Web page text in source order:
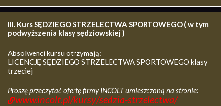
III. Kurs SĘDZIEGO STRZELECTWA SPORTOWEGO ( w tym
podwyższenia klasy sędziowskiej )
Absolwenci kursu otrzymają:
LICENCJĘ SĘDZIEGO STRZELECTWA SPORTOWEGO klasy
trzeciej
Proszę przeczytać ofertę firmy INCOLT umieszczoną na stronie:
www.incolt.pl/kursy/sedzia-strzelectwa/